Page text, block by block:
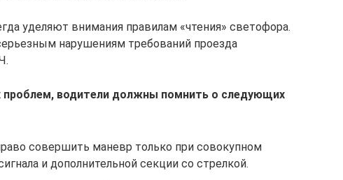
уделяют внимания правилам «чтения» светофора.
нарушениям требований проезда
водители должны помнить о следующих
совершить маневр только при совокупном
и дополнительной секции со стрелкой.